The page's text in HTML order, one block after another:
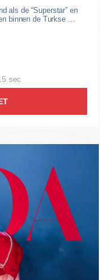
als de “Superstar” en
binnen de Turkse ...
sec